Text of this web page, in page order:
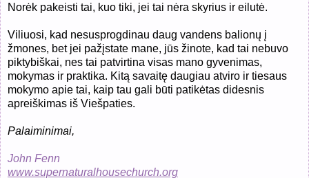
Norėk pakeisti tai, kuo tiki, jei tai nėra skyrius ir eilutė.
Viliuosi, kad nesusprogdinau daug vandens balionų į
žmones, bet jei pažįstate mane, jūs žinote, kad tai nebuvo
piktybiškai, nes tai patvirtina visas mano gyvenimas,
mokymas ir praktika. Kitą savaitę daugiau atviro ir tiesaus
mokymo apie tai, kaip tau gali būti patikėtas didesnis
apreiškimas iš Viešpaties.
Palaiminimai,
John Fenn
www.supernaturalhousechurch.org